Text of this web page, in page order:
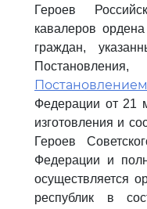
Героев
кавалеров
граждан,
Постановлением
Федерации от 21
изготовления и
Героев
Федерации и
осуществляется
республик в